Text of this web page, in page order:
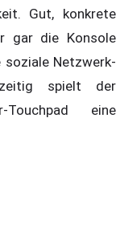
Gut, konkrete
gar die Konsole
Netzwerk-
spielt der
eine